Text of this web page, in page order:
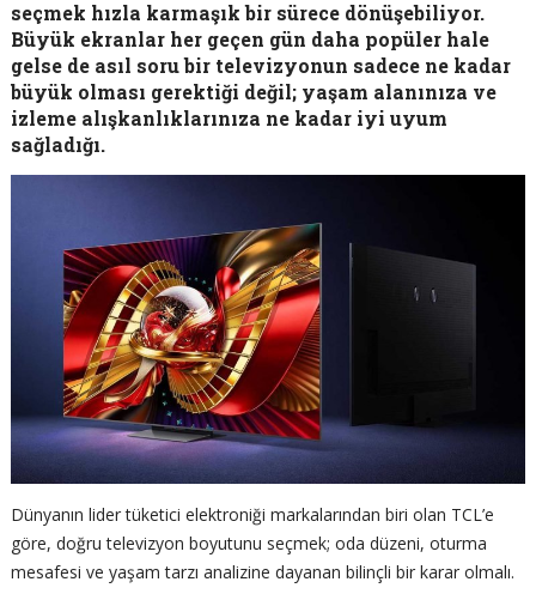
seçmek hızla karmaşık bir sürece dönüşebiliyor.
Büyük ekranlar her geçen gün daha popüler hale
gelse de asıl soru bir televizyonun sadece ne kadar
büyük olması gerektiği değil; yaşam alanınıza ve
izleme alışkanlıklarınıza ne kadar iyi uyum
sağladığı.
Dünyanın lider tüketici elektroniği markalarından biri olan TCL’e
göre, doğru televizyon boyutunu seçmek; oda düzeni, oturma
mesafesi ve yaşam tarzı analizine dayanan bilinçli bir karar olmalı.